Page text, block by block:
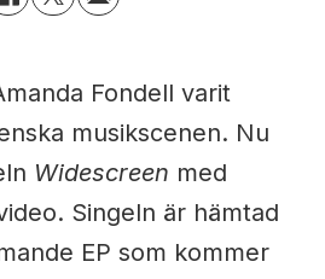
Fondell varit
musikscenen. Nu
Widescreen med
Singeln är hämtad
EP som kommer